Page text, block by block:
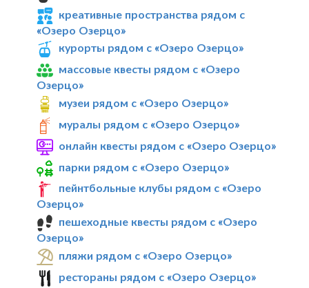
креативные пространства рядом с
«Озеро Озерцо»
курорты рядом с «Озеро Озерцо»
массовые квесты рядом с «Озеро
Озерцо»
музеи рядом с «Озеро Озерцо»
муралы рядом с «Озеро Озерцо»
онлайн квесты рядом с «Озеро Озерцо»
парки рядом с «Озеро Озерцо»
пейнтбольные клубы рядом с «Озеро
Озерцо»
пешеходные квесты рядом с «Озеро
Озерцо»
пляжи рядом с «Озеро Озерцо»
рестораны рядом с «Озеро Озерцо»